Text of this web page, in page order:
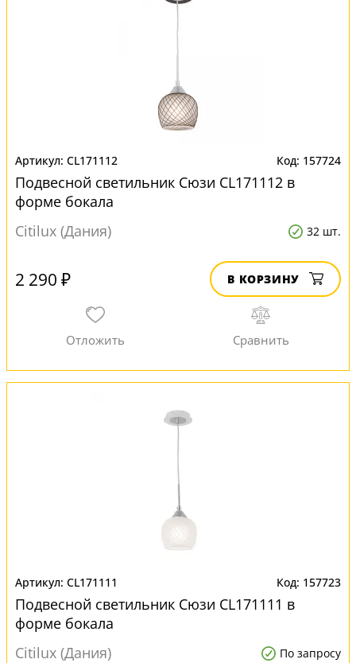
CL171112 157724
Подвесной светильник Сюзи CL171112 в
форме бокала
Citilux (Дания)
32 шт.
2 290 ₽ В КОРЗИНУ
CL171111 157723
Подвесной светильник Сюзи CL171111 в
форме бокала
Citilux (Дания)
По запросу